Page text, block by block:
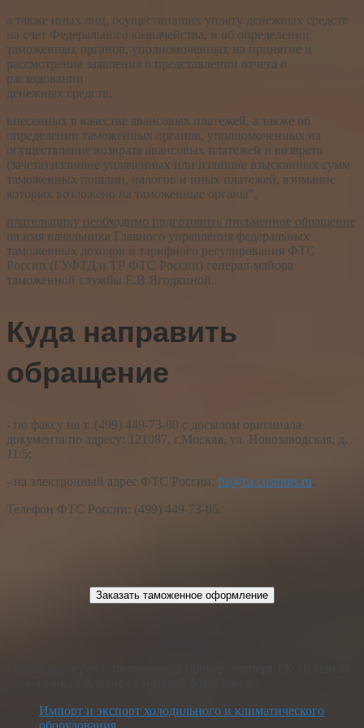
а также иных лиц, осуществивших уплату денежных средств
на счет Федерального казначейства, и об определении
таможенных органов, уполномоченных на принятие и
рассмотрение заявления о представлении отчета о
расходовании
денежных средств,
внесенных в качестве авансовых платежей, а также об
определении таможенных органов, уполномоченных на
осуществление возврата авансовых платежей и возврата
(зачета) излишне уплаченных или излишне взысканных сумм
таможенных пошлин, налогов и иных платежей, взимание
которых возложено на таможенные органы",
плательщику необходимо подготовить письменное обращение
на имя начальника Главного управления федеральных
таможенных доходов и тарифного регулирования ФТС
России (ГУФТД и ТР ФТС России) генерал-майора
таможенной службы Е.В Ягодкиной.
Куда направить
обращение
- по факсу на т. (499) 449-73-00 с досылом оригинала
документа по адресу: 121087, г.Москва, ул. Новозаводская, д.
11/5;
- на электронный адрес ФТС России: fts@ca.customs.ru.
Телефон ФТС России: (499) 449-73-05.
Заказать таможенное оформление
Импорт и экспорт холодильного и климатического
оборудования